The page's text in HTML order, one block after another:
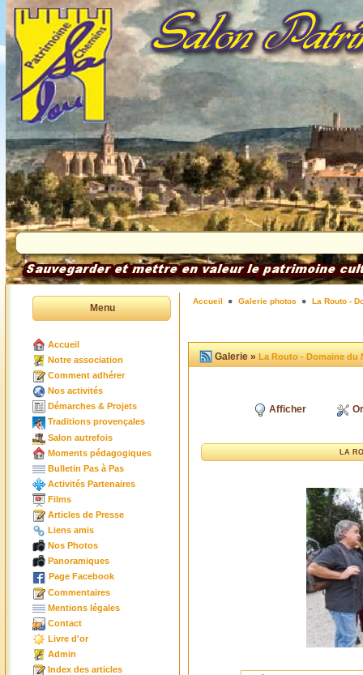
Menu
Accueil
Notre association
Comment adhérer
Nos activités
Démarches & Projets
Traditions provençales
Salon autrefois
Moments pédagogiques
Bulletin Pas à Pas
Activités Partenaires
Films
Articles de Presse
Liens amis
Nos Photos
Panoramiques
Page Facebook
Commentaires
Mentions légales
Contact
Livre d'or
Admin
Index des articles
Accueil Galerie photos La Routo -
Galerie »La Routo - Domaine du
Afficher
LA